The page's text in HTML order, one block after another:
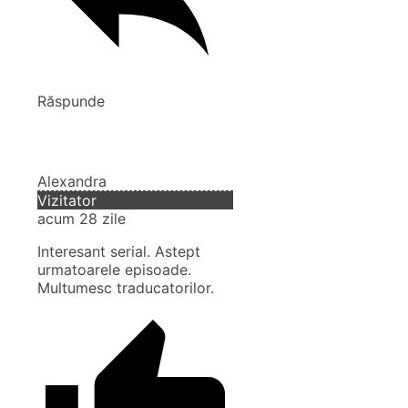
Răspunde
Alexandra
Vizitator
acum 28 zile
Interesant serial. Astept
urmatoarele episoade.
Multumesc traducatorilor.